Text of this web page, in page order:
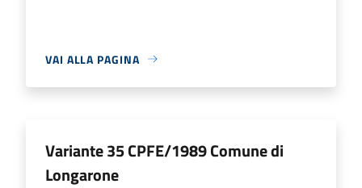
VAI ALLA PAGINA
Variante 35 CPFE/1989 Comune di
Longarone